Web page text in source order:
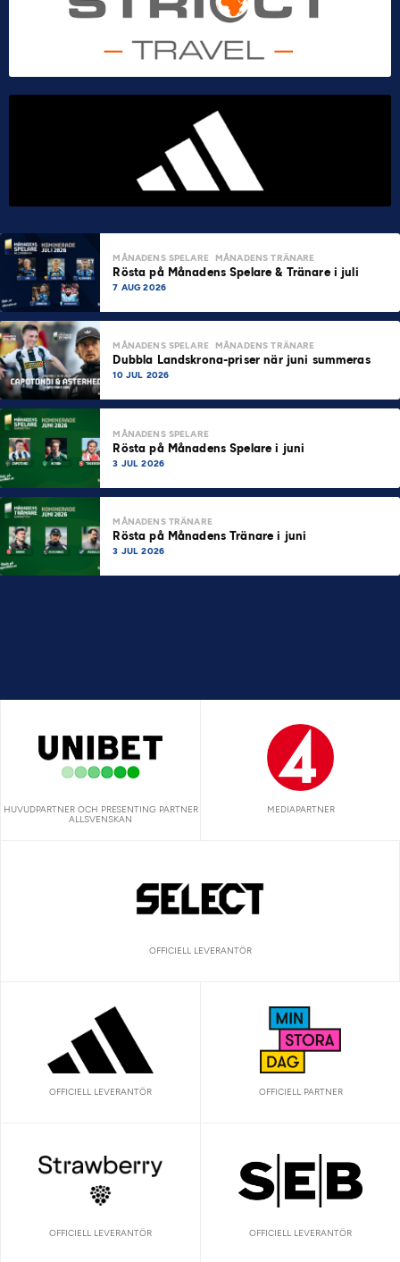
MÅNADENS SPELARE MÅNADENS TRÄNARE
Rösta på Månadens Spelare & Tränare i juli
7 AUG 2026
MÅNADENS SPELARE MÅNADENS TRÄNARE
Dubbla Landskrona-priser när juni summeras
10 JUL 2026
MÅNADENS SPELARE
Rösta på Månadens Spelare i juni
3 JUL 2026
MÅNADENS TRÄNARE
Rösta på Månadens Tränare i juni
3 JUL 2026
HUVUDPARTNER OCH PRESENTING PARTNER
ALLSVENSKAN
MEDIAPARTNER
OFFICIELL LEVERANTÖR
OFFICIELL LEVERANTÖR OFFICIELL PARTNER
OFFICIELL LEVERANTÖR OFFICIELL LEVERANTÖR